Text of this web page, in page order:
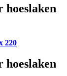
hoeslaken
220
hoeslaken